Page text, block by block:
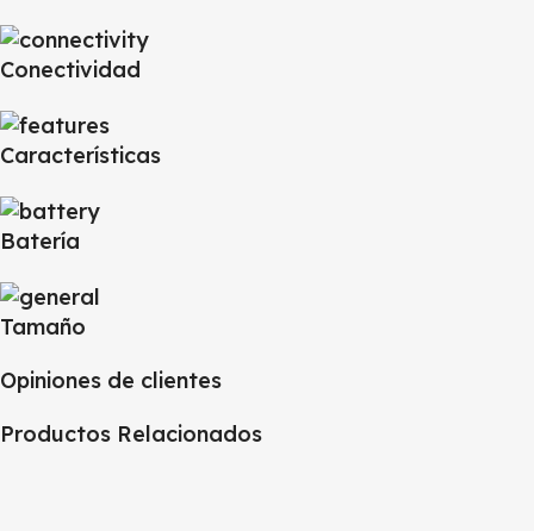
Conectividad
Características
Batería
Tamaño
Opiniones de clientes
Productos Relacionados